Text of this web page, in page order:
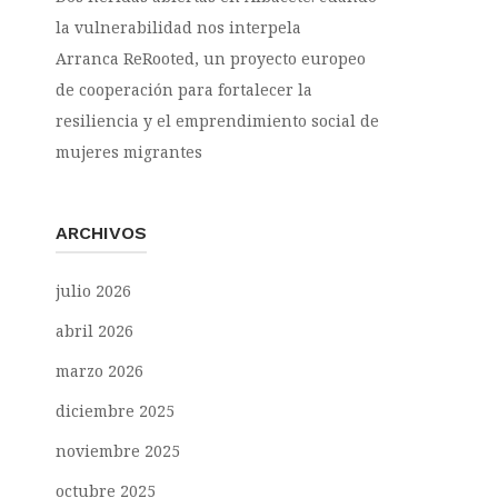
la vulnerabilidad nos interpela
Arranca ReRooted, un proyecto europeo
de cooperación para fortalecer la
resiliencia y el emprendimiento social de
mujeres migrantes
ARCHIVOS
julio 2026
abril 2026
marzo 2026
diciembre 2025
noviembre 2025
octubre 2025